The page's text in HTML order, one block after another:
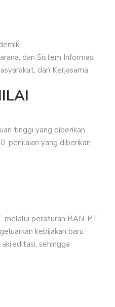
dan Sistem Informasi
dan Kerjasama
tinggi yang diberikan
penilaian yang diberikan
melalui peraturan BAN-PT
kebijakan baru
sehingga